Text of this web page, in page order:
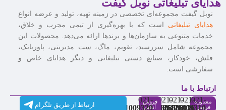
هدایای تبلیغاتی نوبل گیفت
نوبل گیفت مجموعه‌ای تخصصی در زمینه تهیه، تولید و عرضه انواع
هدایای تبلیغاتی است که با بهره‌گیری از تیمی مجرب و خلاق،
خدمات متنوعی به سازمان‌ها و برندها ارائه می‌دهد. محصولات این
مجموعه شامل سررسید، تقویم، ماگ، ست مدیریتی، پاوربانک،
فلش، خودکار، صنایع دستی تبلیغاتی و دیگر هدایای خاص و
سفارشی است.
ارتباط با ما
مشاوره
فروش
021-
91009310
021-
86126036
021-
86126506
021-
88537803
فروش
آنلاین
021-
91009320
ارتباط از طریق تلگرام